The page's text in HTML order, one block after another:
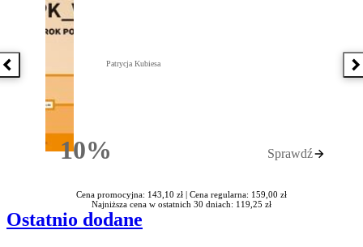
Poprzednia książka
10%Rabatu
Patrycja Kubiesa
Sprawdź
Cena promocyjna: 143,10 zł | Cena regularna: 159,00 zł
Najniższa cena w ostatnich 30 dniach: 119,25 zł
Ostatnio dodane